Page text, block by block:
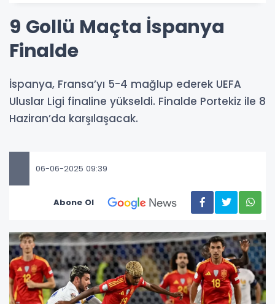
9 Gollü Maçta İspanya
Finalde
İspanya, Fransa’yı 5-4 mağlup ederek UEFA
Uluslar Ligi finaline yükseldi. Finalde Portekiz ile 8
Haziran’da karşılaşacak.
06-06-2025 09:39
Abone Ol